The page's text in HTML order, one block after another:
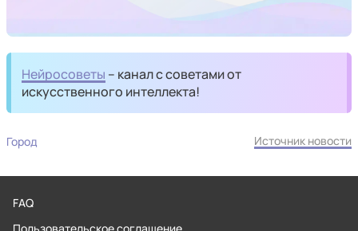
Нейросоветы – канал с советами от
искусственного интеллекта!
Город Источник новости
FAQ